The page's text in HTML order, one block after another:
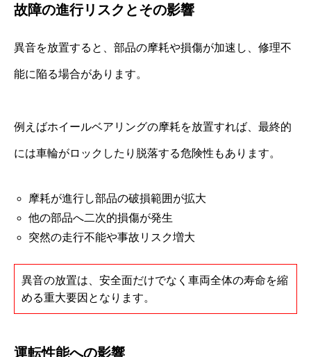
故障の進行リスクとその影響
異音を放置すると、部品の摩耗や損傷が加速し、修理不
能に陥る場合があります。
例えばホイールベアリングの摩耗を放置すれば、最終的
には車輪がロックしたり脱落する危険性もあります。
摩耗が進行し部品の破損範囲が拡大
他の部品へ二次的損傷が発生
突然の走行不能や事故リスク増大
異音の放置は、安全面だけでなく車両全体の寿命を縮
める重大要因となります。
運転性能への影響